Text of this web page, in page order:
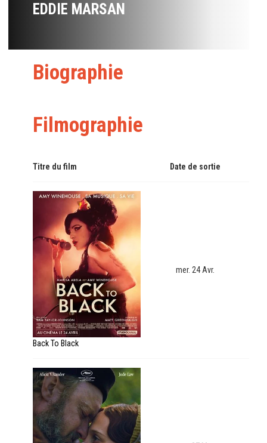
EDDIE MARSAN
Biographie
Filmographie
Titre du film Date de sortie
Back To Black
mer. 24 Avr.